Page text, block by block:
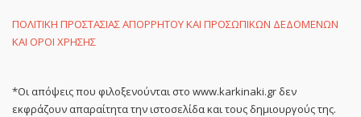
ΠΟΛΙΤΙΚΗ ΠΡΟΣΤΑΣΙΑΣ ΑΠΟΡΡΗΤΟΥ ΚΑΙ ΠΡΟΣΩΠΙΚΩΝ ΔΕΔΟΜΕΝΩΝ
ΚΑΙ ΟΡΟΙ ΧΡΗΣΗΣ
*Οι απόψεις που φιλοξενούνται στο www.karkinaki.gr δεν
εκφράζουν απαραίτητα την ιστοσελίδα και τους δημιουργούς της.